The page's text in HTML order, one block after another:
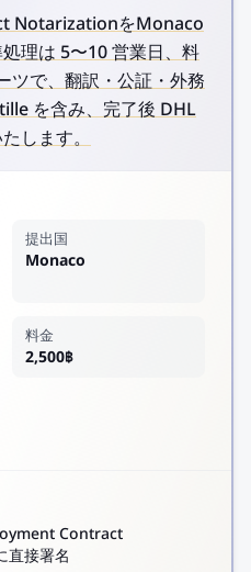
NotarizationをMonaco
理は 5〜10 営業日、料
ツで、翻訳・公証・外務
を含み、完了後 DHL
します。
提出国
Monaco
料金
2,500฿
Contract
接署名